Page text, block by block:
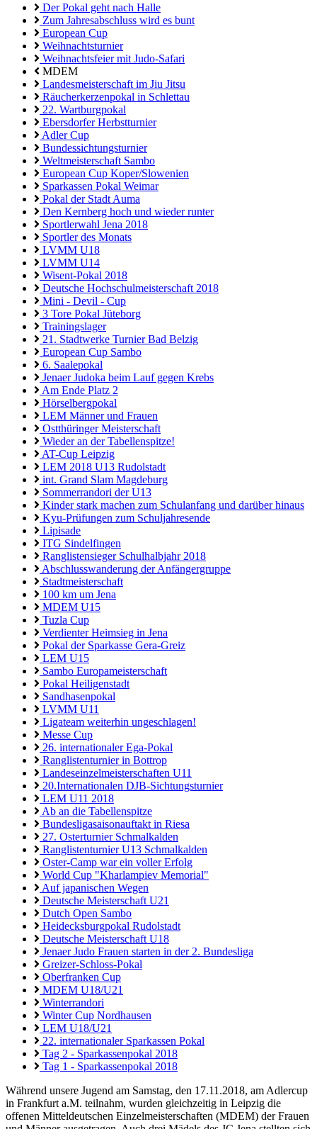
Der Pokal geht nach Halle
Zum Jahresabschluss wird es bunt
European Cup
Weihnachtsturnier
Weihnachtsfeier mit Judo-Safari
MDEM
Landesmeisterschaft im Jiu Jitsu
Räucherkerzenpokal in Schlettau
22. Wartburgpokal
Ebersdorfer Herbstturnier
Adler Cup
Bundessichtungsturnier
Weltmeisterschaft Sambo
European Cup Koper/Slowenien
Sparkassen Pokal Weimar
Pokal der Stadt Auma
Den Kernberg hoch und wieder runter
Sportlerwahl Jena 2018
Sportler des Monats
LVMM U18
LVMM U14
Wisent-Pokal 2018
Deutsche Hochschulmeisterschaft 2018
Mini - Devil - Cup
3 Tore Pokal Jüteborg
Trainingslager
21. Stadtwerke Turnier Bad Belzig
European Cup Sambo
6. Saalepokal
Jenaer Judoka beim Lauf gegen Krebs
Am Ende Platz 2
Hörselbergpokal
LEM Männer und Frauen
Ostthüringer Meisterschaft
Wieder an der Tabellenspitze!
AT-Cup Leipzig
LEM 2018 U13 Rudolstadt
int. Grand Slam Magdeburg
Sommerrandori der U13
Kinder stark machen zum Schulanfang und darüber hinaus
Kyu-Prüfungen zum Schuljahresende
Lipisade
ITG Sindelfingen
Ranglistensieger Schulhalbjahr 2018
Abschlusswanderung der Anfängergruppe
Stadtmeisterschaft
100 km um Jena
MDEM U15
Tuzla Cup
Verdienter Heimsieg in Jena
Pokal der Sparkasse Gera-Greiz
LEM U15
Sambo Europameisterschaft
Pokal Heiligenstadt
Sandhasenpokal
LVMM U11
Ligateam weiterhin ungeschlagen!
Messe Cup
26. internationaler Ega-Pokal
Ranglistenturnier in Bottrop
Landeseinzelmeisterschaften U11
20.Internationalen DJB-Sichtungsturnier
LEM U11 2018
Ab an die Tabellenspitze
Bundesligasaisonauftakt in Riesa
27. Osterturnier Schmalkalden
Ranglistenturnier U13 Schmalkalden
Oster-Camp war ein voller Erfolg
World Cup "Kharlampiev Memorial"
Auf japanischen Wegen
Deutsche Meisterschaft U21
Dutch Open Sambo
Heidecksburgpokal Rudolstadt
Deutsche Meisterschaft U18
Jenaer Judo Frauen starten in der 2. Bundesliga
Greizer-Schloss-Pokal
Oberfranken Cup
MDEM U18/U21
Winterrandori
Winter Cup Nordhausen
LEM U18/U21
22. internationaler Sparkassen Pokal
Tag 2 - Sparkassenpokal 2018
Tag 1 - Sparkassenpokal 2018
Während unsere Jugend am Samstag, den 17.11.2018, am Adlercup
in Frankfurt a.M. teilnahm, wurden gleichzeitig in Leipzig die
offenen Mitteldeutschen Einzelmeisterschaften (MDEM) der Frauen